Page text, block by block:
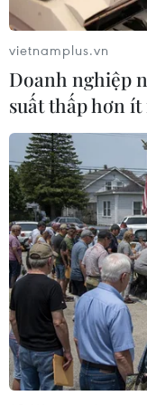
News, khi được
Trump có tán
Nga Vladimir
trình đàm phán
Tiên, Trung
đình trệ từ cuối
trong các cuộc
Washington và
Bolton cho biết:
là ưu tiên của
Ông Bolton nêu
Triều Tiên Kim
muốn liên hệ
điều này được
[Mỹ-Triều Tiên
vietnamplus.vn
Doanh nghiệp
suất thấp hơn ít